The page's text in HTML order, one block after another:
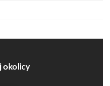
okolicy